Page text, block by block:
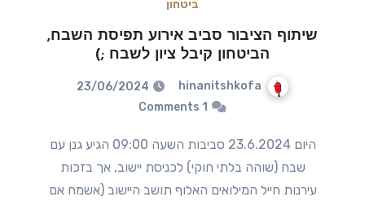
ביטחון
שיתוף הציבור סביב אירוע תפיסת השבח,
הביטחון קיבל ציון לשבח ;)
hinanitshkofa
23/06/2024
1 Comments
היום 23.6.2024 סביבות השעה 09:00 הגיע גנן עם
שבח (שוהה בלתי חוקי) לכניסת יישוב, אך בזכות
עירנות חייל המילואים האלוף תושב היישוב (אשמח אם